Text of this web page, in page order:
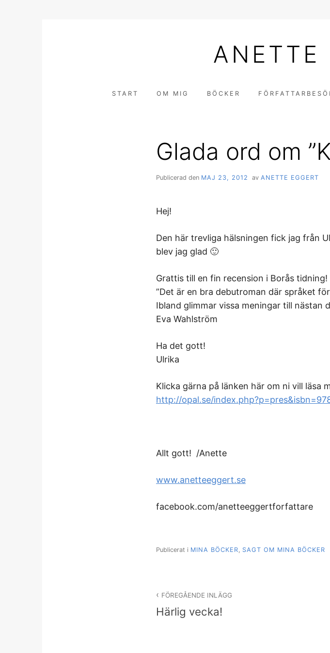
ANETTE
START OM MIG BÖCKER
Glada ord om
Publicerad den MAJ 23, 2012 av ANETTE EGGERT
Hej!
Den här trevliga hälsningen fick jag från
blev jag glad 🙂
Grattis till en fin recension i Borås
”Det är en bra debutroman där språket
Ibland glimmar vissa meningar till nästan
Eva Wahlström
Ha det gott!
Ulrika
Klicka gärna på länken här om ni vill läsa
http://opal.se/
Allt gott! /Anette
www.anetteeggert.se
facebook.com/anetteeggertforfattare
Publicerat i MINA BÖCKER, SAGT OM MINA BÖCKER
FÖREGÅENDE INLÄGG
Härlig vecka!